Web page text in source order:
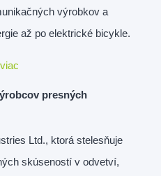
výrobkov a
až po elektrické bicykle.
presných
Ltd., ktorá stelesňuje
skúseností v odvetví,